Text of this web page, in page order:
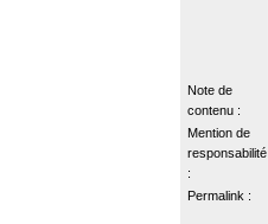
Note de
contenu :
Mention de
responsabilité
:
Permalink :